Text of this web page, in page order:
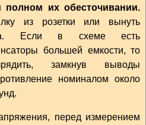
их обесточивании.
из розетки или вынуть
Если в схеме есть
большей емкости, то
замкнув выводы
номиналом около
перед измерением